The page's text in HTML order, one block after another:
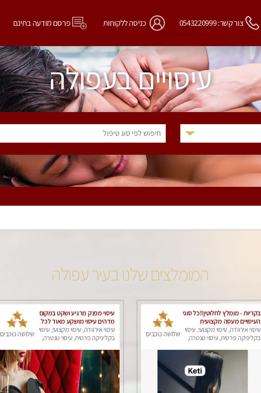
צור קשר: 0543220999 כניסה ללקוחות פרסם מודעה בחינם
עיסויים בעפולה
חיפוש לפי סוג טיפול
המומלצים שלנו בעיר עפולה
בקריות - מומלץ לחלוטין!!כל סוגי
העיסויים מעסה מקצועית
ואיכותית פרטי!!!
עיסוי אירוודה, עיסוי מקצועי, עיסוי
בקליניקה פרטית, עיסוי טנטרה,
שלושה כוכבים
עיסוי מפנק מרגיע ושקט במקום
מדהים עיסוי מושקע מאוד לכל
שרירי הגוף...מומלץ!! פרטי !!+
לזוגות
עיסוי אירוודה, עיסוי מקצועי, עיסוי
בקליניקה פרטית, עיסוי טנטרה,
שלושה כוכבים